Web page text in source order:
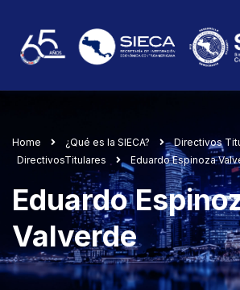
Home ¿Qué es la SIECA?
Directivos
DirectivosTitulares
Eduardo Espinoza
Eduardo
Valverde